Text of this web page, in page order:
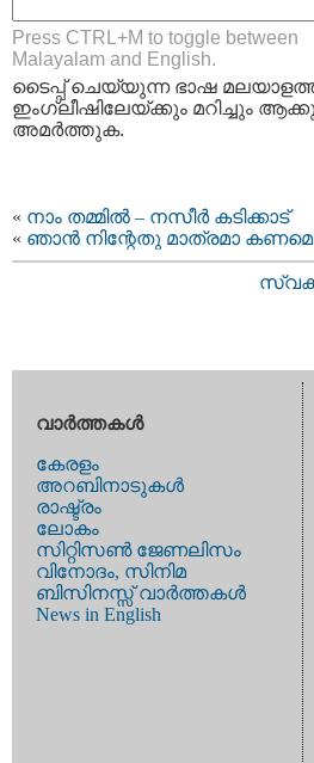
Press CTRL+M to toggle between
Malayalam and English.
ടൈപ്പ്‌ ചെയ്യുന്ന ഭാഷ
ഇംഗ്ലീഷിലേയ്ക്കും മറിച്ചും
അമര്‍ത്തുക.
« നാം തമ്മില്‍ – നസീര്‍ കടിക്കാട്
« ഞാന്‍ നിന്റേതു മാത്രമാ
വാര്‍ത്തകള്‍
കേരളം
അറബിനാടുകള്‍
രാഷ്ട്രം
ലോകം
സിറ്റിസണ്‍ ജേണലിസം
വിനോദം, സിനിമ
ബിസിനസ്സ് വാര്‍ത്തകള്‍
News in English